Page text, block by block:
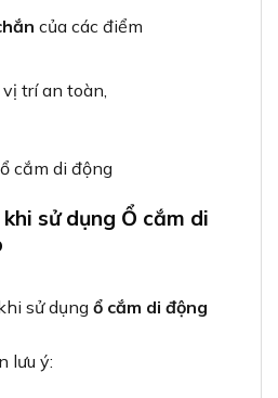
của các điểm
trí an toàn,
sử dụng Ổ cắm di
sử dụng ổ cắm di động
lưu ý: